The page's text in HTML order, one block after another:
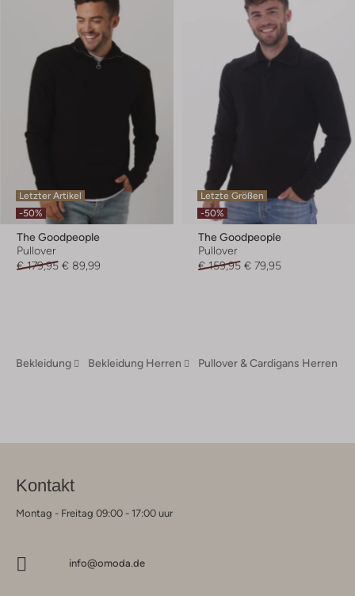
Letzter Artikel
-50%
The Goodpeople
Pullover
€ 179,95 € 89,99
Letzte Größen
-50%
The Goodpeople
Pullover
€ 159,95 € 79,95
Bekleidung Bekleidung Herren Pullover & Cardigans Herren
Kontakt
Montag - Freitag 09:00 - 17:00 uur
info@omoda.de